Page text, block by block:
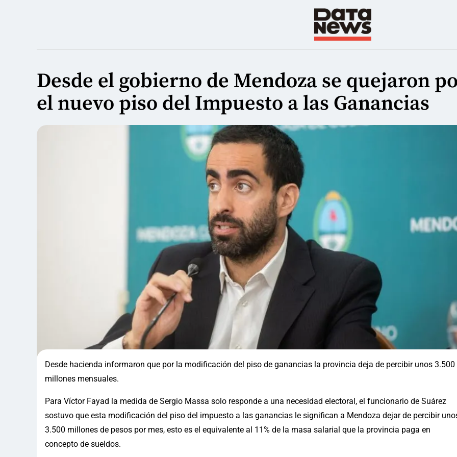
Desde el gobierno de Mendoza se quejaron
el nuevo piso del Impuesto a las Ganancias
Desde hacienda informaron que por la modificación del piso de ganancias la provincia deja de percibir unos 3.500
millones mensuales.
Para Víctor Fayad la medida de Sergio Massa solo responde a una necesidad electoral, el funcionario de Suárez
sostuvo que esta modificación del piso del impuesto a las ganancias le significan a Mendoza dejar de percibir
3.500 millones de pesos por mes, esto es el equivalente al 11% de la masa salarial que la provincia paga en
concepto de sueldos.